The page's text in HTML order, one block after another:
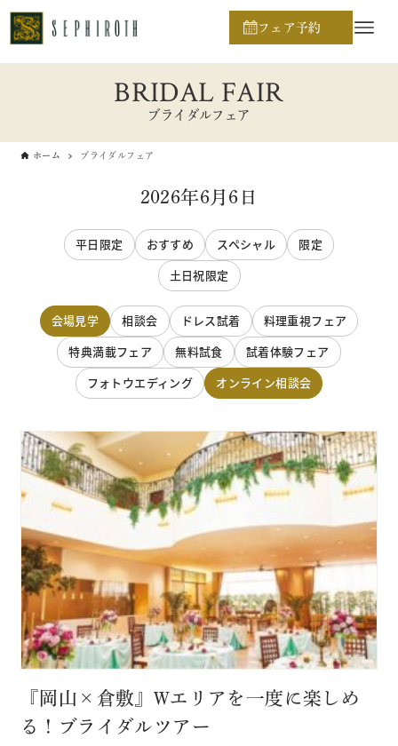
フェア予約
BRIDAL FAIR
ブライダルフェア
ホーム ブライダルフェア
2026年6月6日
平日限定 おすすめ スペシャル
限定
土日祝限定
会場見学 相談会 ドレス試着
料理重視フェア
特典満載フェア
無料試食
試着体験フェア
フォトウエディング
オンライン相談会
『岡山×倉敷』Wエリアを一度に楽しめ
る！ブライダルツアー